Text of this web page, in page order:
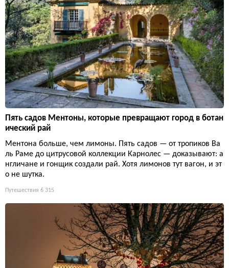
Пять садов Ментоны, которые превращают город в ботан
ический рай
Ментона больше, чем лимоны. Пять садов — от тропиков Ва
ль Раме до цитрусовой коллекции Карнолес — доказывают: а
нгличане и гонщик создали рай. Хотя лимонов тут вагон, и эт
о не шутка.
Путешествия 6 315